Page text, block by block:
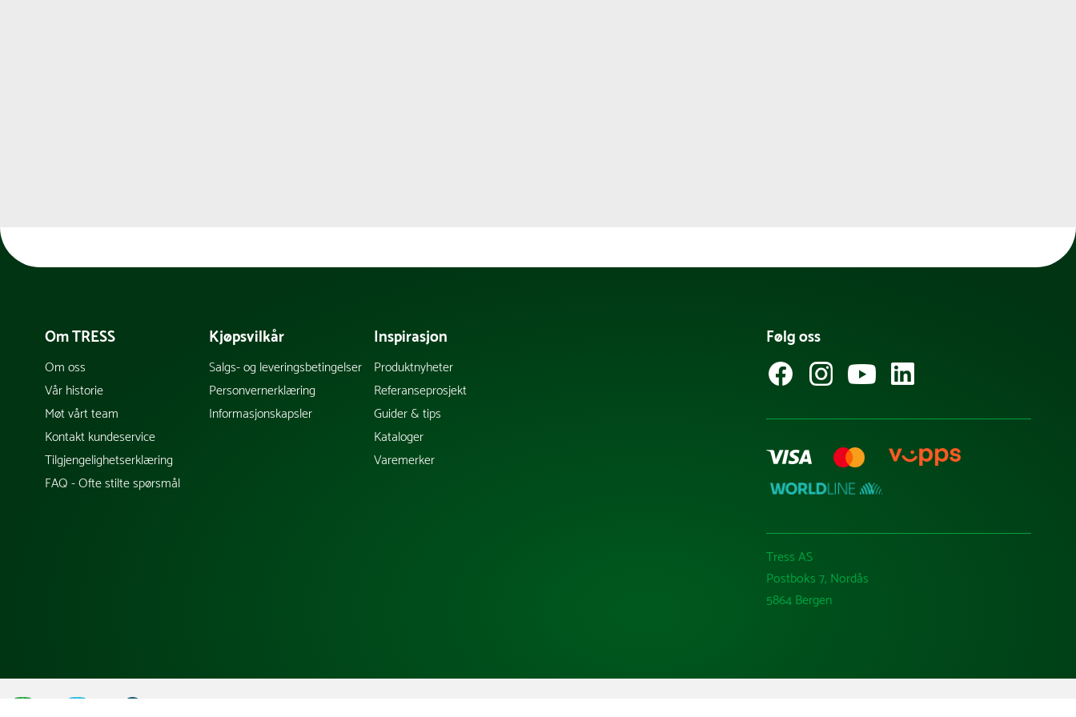
Om TRESS
Om oss
Vår historie
Møt vårt team
Kontakt kundeservice
Tilgjengelighetserklæring
FAQ - Ofte stilte spørsmål
Kjøpsvilkår
Salgs- og leveringsbetingelser
Personvernerklæring
Informasjonskapsler
Inspirasjon
Produktnyheter
Referanseprosjekt
Guider & tips
Kataloger
Varemerker
Følg oss
Tress AS
Postboks 7, Nordås
5864 Bergen